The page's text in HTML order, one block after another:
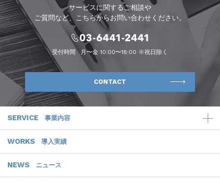
サービスに関するご相談や
ご質問など、こちらからお問い合わせください。
受付時間 月〜金 10:00〜18:00 ※祝日除く
CONTACT
SERVICE 事業内容
WORKS 導入実績
NEWS ニュース